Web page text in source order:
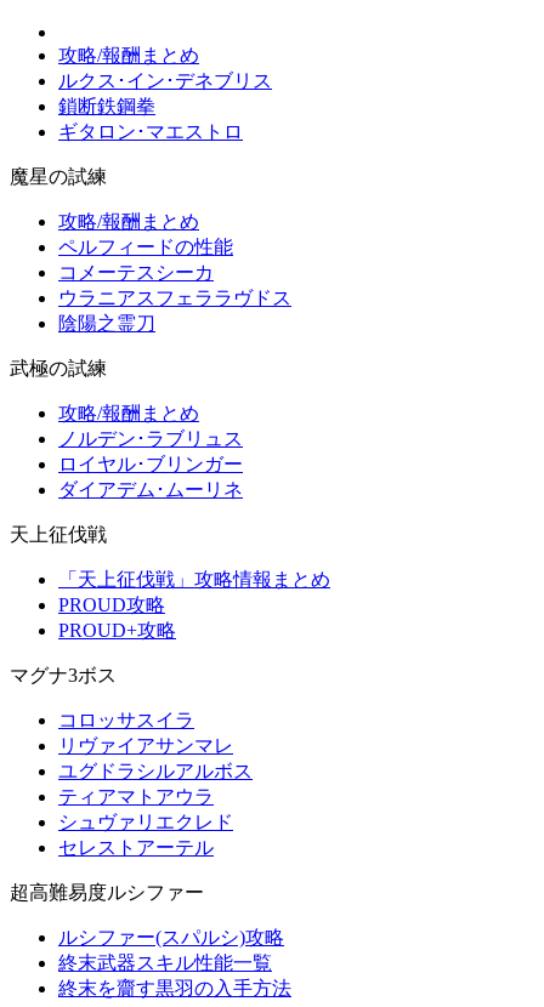
攻略/報酬まとめ
ルクス･イン･デネブリス
鎖断鉄鋼拳
ギタロン･マエストロ
魔星の試練
攻略/報酬まとめ
ペルフィードの性能
コメーテスシーカ
ウラニアスフェララヴドス
陰陽之霊刀
武極の試練
攻略/報酬まとめ
ノルデン･ラブリュス
ロイヤル･ブリンガー
ダイアデム･ムーリネ
天上征伐戦
「天上征伐戦」攻略情報まとめ
PROUD攻略
PROUD+攻略
マグナ3ボス
コロッサスイラ
リヴァイアサンマレ
ユグドラシルアルボス
ティアマトアウラ
シュヴァリエクレド
セレストアーテル
超高難易度ルシファー
ルシファー(スパルシ)攻略
終末武器スキル性能一覧
終末を齎す黒羽の入手方法